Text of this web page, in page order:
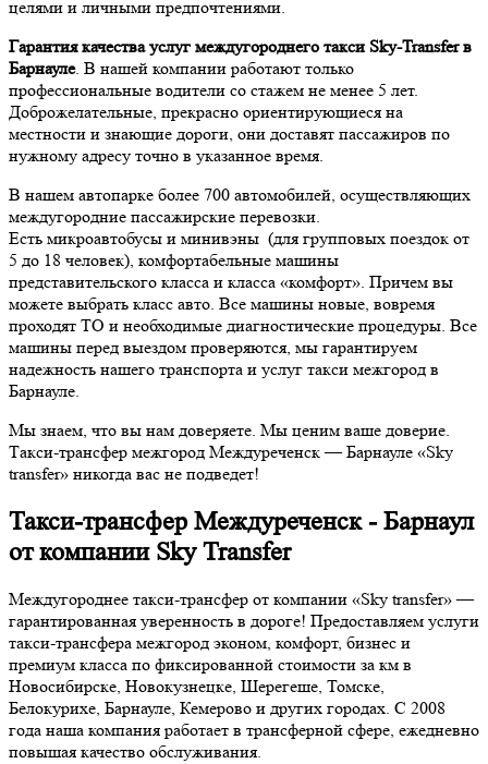
целями и личными предпочтениями.
Гарантия качества услуг междугороднего такси Sky-Transfer в
Барнауле. В нашей компании работают только
профессиональные водители со стажем не менее 5 лет.
Доброжелательные, прекрасно ориентирующиеся на
местности и знающие дороги, они доставят пассажиров по
нужному адресу точно в указанное время.
В нашем автопарке более 700 автомобилей, осуществляющих
междугородние пассажирские перевозки.
Есть микроавтобусы и минивэны (для групповых поездок от
5 до 18 человек), комфортабельные машины
представительского класса и класса «комфорт». Причем вы
можете выбрать класс авто. Все машины новые, вовремя
проходят ТО и необходимые диагностические процедуры. Все
машины перед выездом проверяются, мы гарантируем
надежность нашего транспорта и услуг такси межгород в
Барнауле.
Мы знаем, что вы нам доверяете. Мы ценим ваше доверие.
Такси-трансфер межгород Междуреченск — Барнауле «Sky
transfer» никогда вас не подведет!
Такси-трансфер Междуреченск - Барнаул
от компании Sky Transfer
Междугороднее такси-трансфер от компании «Sky transfer» —
гарантированная уверенность в дороге! Предоставляем услуги
такси-трансфера межгород эконом, комфорт, бизнес и
премиум класса по фиксированной стоимости за км в
Новосибирске, Новокузнецке, Шерегеше, Томске,
Белокурихе, Барнауле, Кемерово и других городах. С 2008
года наша компания работает в трансферной сфере, ежедневно
повышая качество обслуживания.